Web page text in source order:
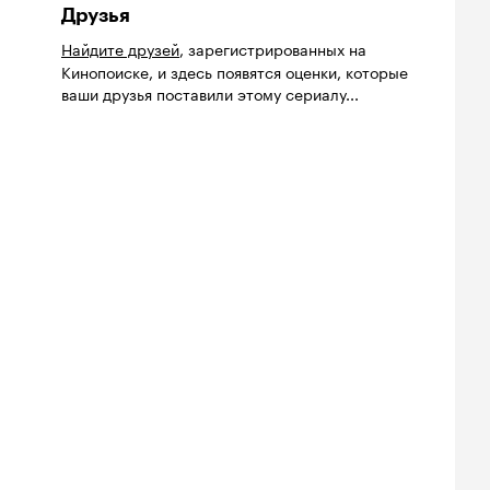
Друзья
Найдите друзей, зарегистрированных на
Кинопоиске, и здесь появятся оценки, которые
ваши друзья поставили этому сериалу...